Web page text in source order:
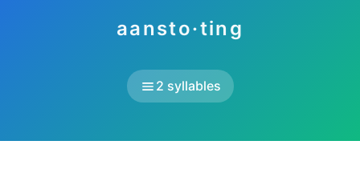
aansto·ting
2 syllables